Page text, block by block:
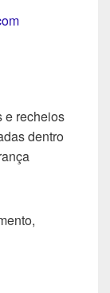
e recheios
dentro